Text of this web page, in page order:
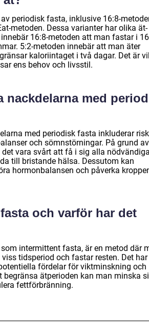
periodisk fasta, inklusive 16:8-
metoden. Dessa varianter har olika
16:8-metoden att man fastar i 16
5:2-metoden innebär att man äter
kaloriintaget i två dagar. Det är
ens behov och livsstil.
nackdelarna med
med periodisk fasta inkluderar
och sömnstörningar. På grund
vara svårt att få i sig alla
till bristande hälsa. Dessutom kan
hormonbalansen och påverka
och varför har det
intermittent fasta, är en metod där
tidsperiod och fastar resten. Det
fördelar för viktminskning och
ätperioden kan man minska
fettförbränning.